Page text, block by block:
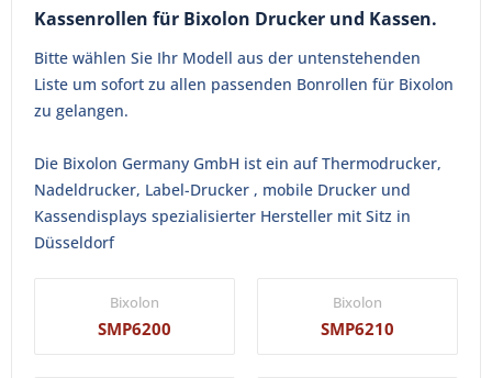
Kassenrollen für Bixolon Drucker und Kassen.
Bitte wählen Sie Ihr Modell aus der untenstehenden
Liste um sofort zu allen passenden Bonrollen für Bixolon
zu gelangen.
Die Bixolon Germany GmbH ist ein auf Thermodrucker,
Nadeldrucker, Label-Drucker , mobile Drucker und
Kassendisplays spezialisierter Hersteller mit Sitz in
Düsseldorf
Bixolon
SMP6200
Bixolon
SMP6210